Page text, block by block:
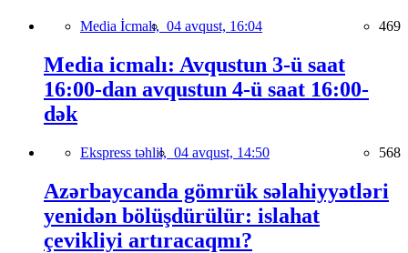
Media İcmalı, 04 avqust, 16:04 469
Media icmalı: Avqustun 3-ü saat
16:00-dan avqustun 4-ü saat 16:00-
dək
Ekspress təhlil, 04 avqust, 14:50 568
Azərbaycanda gömrük səlahiyyətləri
yenidən bölüşdürülür: islahat
çevikliyi artıracaqmı?